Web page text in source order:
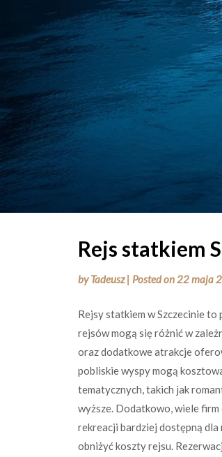
Rejs statkiem
byTadeusz | Posted on22 maja
Rejsy statkiem w Szczecinie to
rejsów mogą się różnić w
oraz dodatkowe atrakcje
pobliskie wyspy mogą
tematycznych, takich jak
wyższe. Dodatkowo, wiele
rekreacji bardziej dostępną
obniżyć koszty rejsu.